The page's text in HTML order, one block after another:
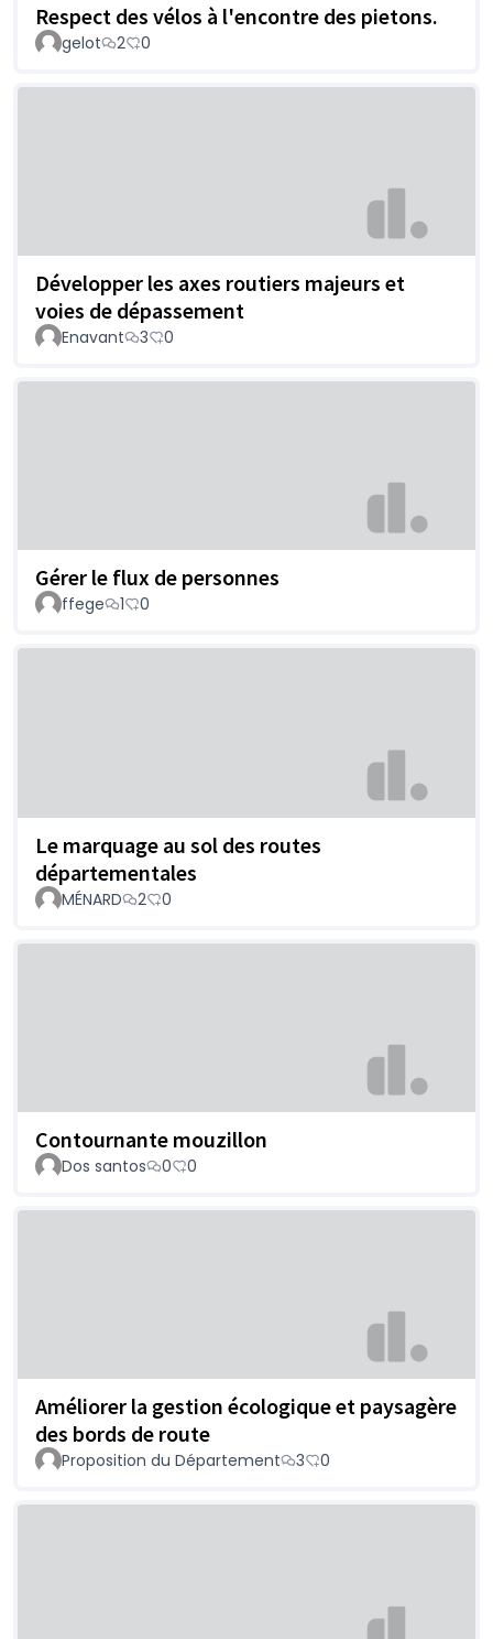
Respect des vélos à l'encontre des pietons.
gelot 2 0
Développer les axes routiers majeurs et
voies de dépassement
Enavant 3 0
Gérer le flux de personnes
ffege 1 0
Le marquage au sol des routes
départementales
MÉNARD 2 0
Contournante mouzillon
Dos santos 0 0
Améliorer la gestion écologique et paysagère
des bords de route
Proposition du Département 3 0